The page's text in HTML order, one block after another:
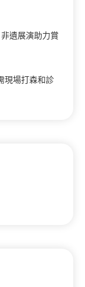
遺展演助力賞
現場打森和診